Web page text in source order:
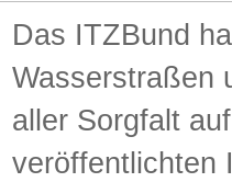
Das ITZBund
Wasserstraßen
aller Sorgfalt
veröffentlichten